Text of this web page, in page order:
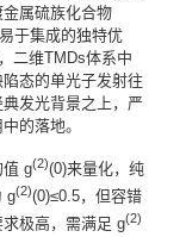
属硫族化合物
于集成的独特优
二维TMDs体系中
态的单光子发射往
发光背景之上，严
的落地。
值 g(2)(0)来量化，纯
g(2)(0)≤0.5，但容错
极高，需满足 g(2)